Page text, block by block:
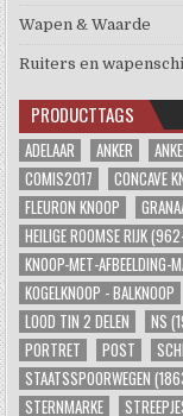
Wapen & Waarde
Ruiters en
PRODUCTTAGS
ADELAAR ANKER
COMIS2017
CONCAVE
FLEURON KNOOP
HEILIGE ROOMSE RIJK
KNOOP-MET-AFBEELDING-
KOGELKNOOP - BALKNOOP
LOOD TIN 2 DELEN
NS
PORTRET
POST
STAATSSPOORWEGEN
STERNMARKE